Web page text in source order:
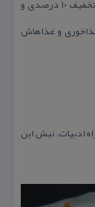
غذا می شناسن. اینجا به دارنده های كارت اشتراك تخفیف ۱۰ درصدی و
و غذاهاش
ادبیات، نبش ابن